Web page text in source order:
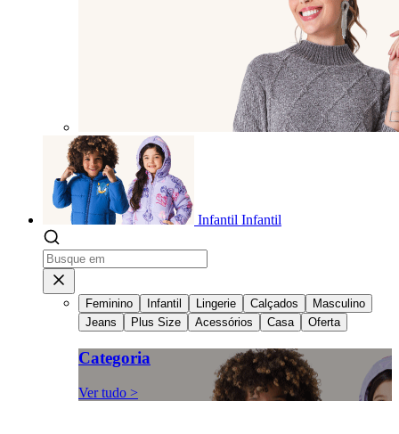
Infantil Infantil
Feminino Infantil Lingerie Calçados
Masculino
Jeans
Plus Size Acessórios Casa Oferta
Categoria
Ver tudo >